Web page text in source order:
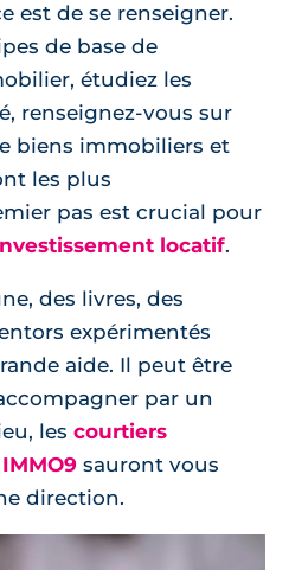
est de se renseigner.
de base de
étudiez les
renseignez-vous sur
biens immobiliers et
les plus
pas est crucial pour
locatif.
des livres, des
expérimentés
aide. Il peut être
par un
les courtiers
sauront vous
direction.